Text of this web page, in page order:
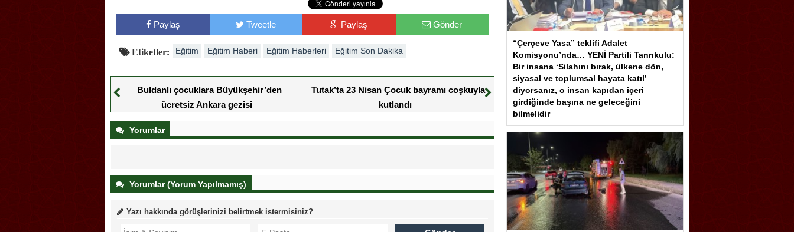
Paylaş Tweetle Paylaş Gönder
Etiketler: Eğitim Eğitim Haberi Eğitim Haberleri Eğitim Son Dakika
Buldanlı çocuklara Büyükşehir’den
ücretsiz Ankara gezisi
Tutak’ta 23 Nisan Çocuk bayramı coşkuyla
kutlandı
Yorumlar
Yorumlar (Yorum Yapılmamış)
Yazı hakkında görüşlerinizi belirtmek istermisiniz?
“Çerçeve Yasa” teklifi Adalet
Komisyonu’nda… YENİ Partili Tanrıkulu:
Bir insana ‘Silahını bırak, ülkene dön,
siyasal ve toplumsal hayata katıl’
diyorsanız, o insan kapıdan içeri
girdiğinde başına ne geleceğini
bilmelidir